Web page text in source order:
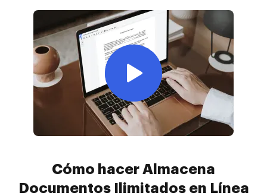
Cómo hacer Almacena
Documentos Ilimitados en Línea